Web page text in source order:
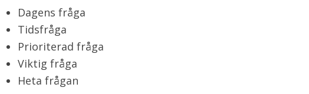
Dagens fråga
Tidsfråga
Prioriterad fråga
Viktig fråga
Heta frågan